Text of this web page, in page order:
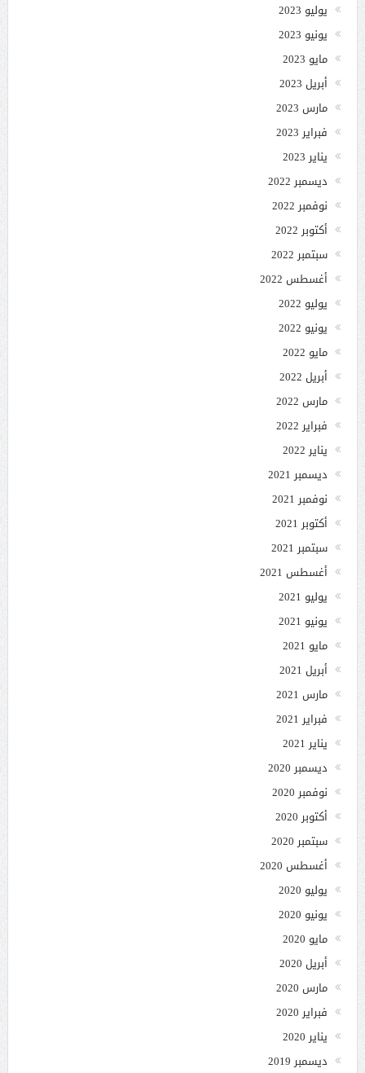
يوليو 2023
يونيو 2023
مايو 2023
أبريل 2023
مارس 2023
فبراير 2023
يناير 2023
ديسمبر 2022
نوفمبر 2022
أكتوبر 2022
سبتمبر 2022
أغسطس 2022
يوليو 2022
يونيو 2022
مايو 2022
أبريل 2022
مارس 2022
فبراير 2022
يناير 2022
ديسمبر 2021
نوفمبر 2021
أكتوبر 2021
سبتمبر 2021
أغسطس 2021
يوليو 2021
يونيو 2021
مايو 2021
أبريل 2021
مارس 2021
فبراير 2021
يناير 2021
ديسمبر 2020
نوفمبر 2020
أكتوبر 2020
سبتمبر 2020
أغسطس 2020
يوليو 2020
يونيو 2020
مايو 2020
أبريل 2020
مارس 2020
فبراير 2020
يناير 2020
ديسمبر 2019